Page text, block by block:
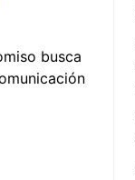
busca